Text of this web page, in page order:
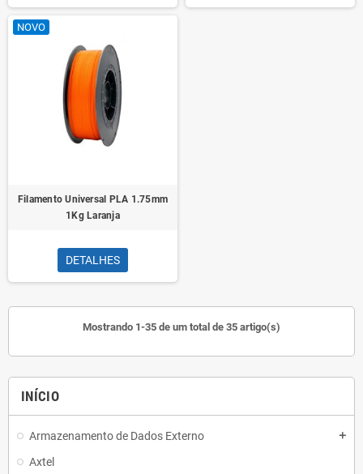
INÍCIO
Armazenamento de Dados Externo add
Axtel
NOVO
Filamento Universal PLA 1.75mm
1Kg Laranja
DETALHES
Mostrando 1-35 de um total de 35 artigo(s)